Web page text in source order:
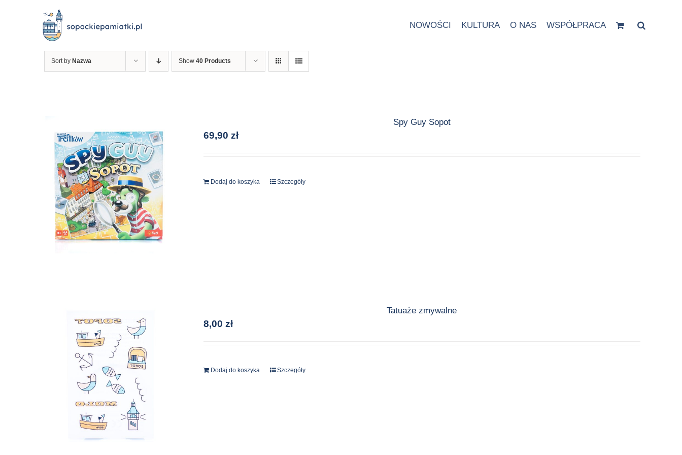
NOWOŚCI KULTURA O NAS WSPÓŁPRACA
Sort by Nazwa Show 40 Products
Spy Guy Sopot
69,90 zł
Dodaj do koszyka Szczegóły
Tatuaże zmywalne
8,00 zł
Dodaj do koszyka Szczegóły